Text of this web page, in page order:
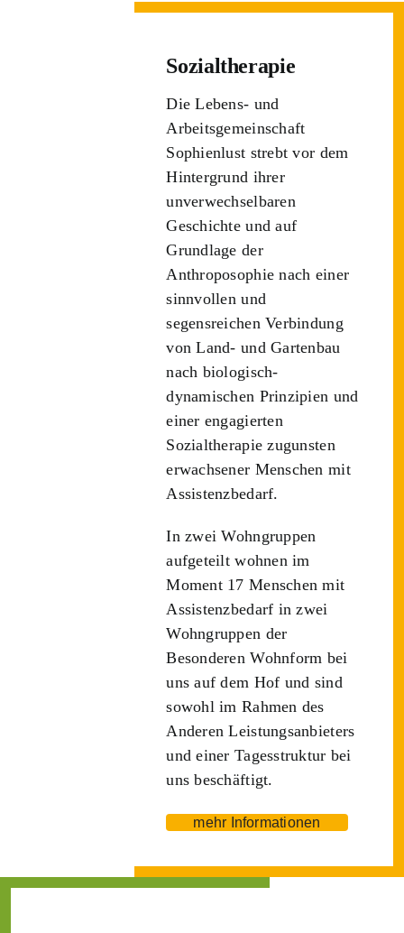
Sozialtherapie
Die Lebens- und
Arbeitsgemeinschaft
Sophienlust strebt vor dem
Hintergrund ihrer
unverwechselbaren
Geschichte und auf
Grundlage der
Anthroposophie nach einer
sinnvollen und
segensreichen Verbindung
von Land- und Gartenbau
nach biologisch-
dynamischen Prinzipien und
einer engagierten
Sozialtherapie zugunsten
erwachsener Menschen mit
Assistenzbedarf.
In zwei Wohngruppen
aufgeteilt wohnen im
Moment 17 Menschen mit
Assistenzbedarf in zwei
Wohngruppen der
Besonderen Wohnform bei
uns auf dem Hof und sind
sowohl im Rahmen des
Anderen Leistungsanbieters
und einer Tagesstruktur bei
uns beschäftigt.
mehr Informationen